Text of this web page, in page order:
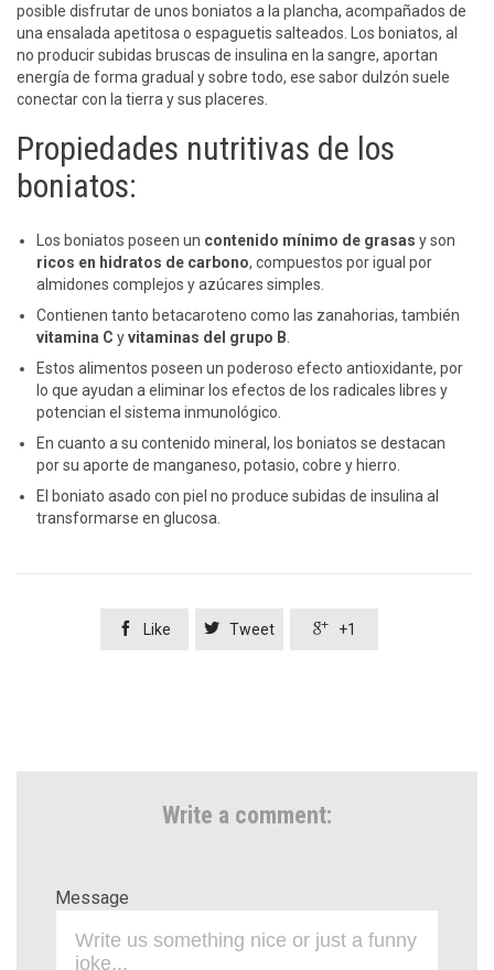
posible disfrutar de unos boniatos a la plancha, acompañados de
una ensalada apetitosa o espaguetis salteados. Los boniatos, al
no producir subidas bruscas de insulina en la sangre, aportan
energía de forma gradual y sobre todo, ese sabor dulzón suele
conectar con la tierra y sus placeres.
Propiedades nutritivas de los
boniatos:
Los boniatos poseen un contenido mínimo de grasas y son
ricos en hidratos de carbono, compuestos por igual por
almidones complejos y azúcares simples.
Contienen tanto betacaroteno como las zanahorias, también
vitamina C yvitaminas del grupo B
Estos alimentos poseen un poderoso efecto antioxidante, por
lo que ayudan a eliminar los efectos de los radicales libres y
potencian el sistema inmunológico.
En cuanto a su contenido mineral, los boniatos se destacan
por su aporte de manganeso, potasio, cobre y hierro.
El boniato asado con piel no produce subidas de insulina al
transformarse en glucosa.
 Like  Tweet  +1
Write a comment:
Message